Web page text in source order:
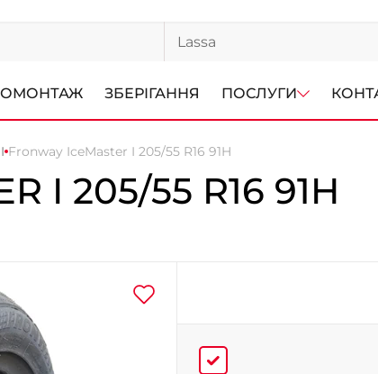
ЗБЕРІГАННЯ ПОСЛУГИ
Fronway IceMaster I 205/55 R16 91H
I 205/55 R16 91H